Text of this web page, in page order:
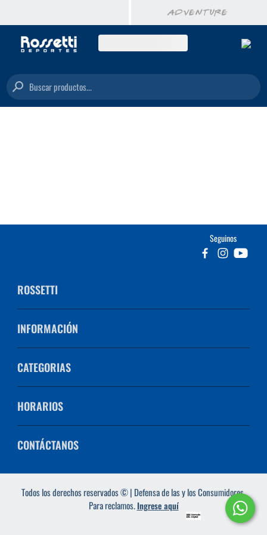
Buscar productos...
Seguinos
ROSSETTI
INFORMACIÓN
CATEGORIAS
HORARIOS
CONTÁCTANOS
Todos los derechos reservados © | Defensa de las y los Consumidores.
Para reclamos.Ingrese aquí